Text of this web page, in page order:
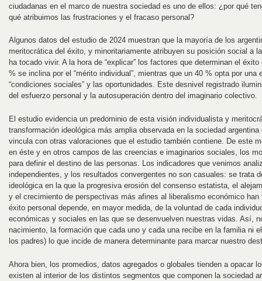
ciudadanas en el marco de nuestra sociedad es uno de ellos: ¿por qué
qué atribuimos las frustraciones y el fracaso personal?
Algunos datos del estudio de 2024 muestran que la mayoría de los
meritocrática del éxito, y minoritariamente atribuyen su posición social a
ha tocado vivir. A la hora de “explicar” los factores que determinan el
% se inclina por el “mérito individual”, mientras que un 40 % opta por una
“condiciones sociales” y las oportunidades. Este desnivel registrado
del esfuerzo personal y la autosuperación dentro del imaginario colectivo.
El estudio evidencia un predominio de esta visión individualista y
transformación ideológica más amplia observada en la sociedad
vincula con otras valoraciones que el estudio también contiene. De este
en éste y en otros campos de las creencias e imaginarios sociales, los
para definir el destino de las personas. Los indicadores que venimos
independientes, y los resultados convergentes no son casuales: se trata
ideológica en la que la progresiva erosión del consenso estatista, el
y el crecimiento de perspectivas más afines al liberalismo económico
éxito personal depende, en mayor medida, de la voluntad de cada
económicas y sociales en las que se desenvuelven nuestras vidas. Así,
nacimiento, la formación que cada uno y cada una recibe en la familia ni
los padres) lo que incide de manera determinante para marcar nuestro
Ahora bien, los promedios, datos agregados o globales tienden a opacar
existen al interior de los distintos segmentos que componen la sociedad